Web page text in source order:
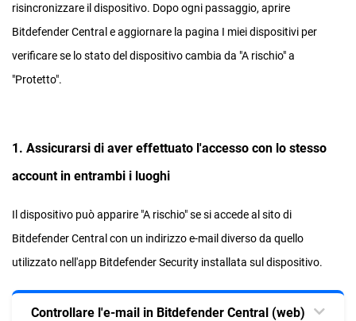
risincronizzare il dispositivo. Dopo ogni passaggio, aprire
Bitdefender Central e aggiornare la pagina I miei dispositivi per
verificare se lo stato del dispositivo cambia da "A rischio" a
"Protetto".
1. Assicurarsi di aver effettuato l'accesso con lo stesso
account in entrambi i luoghi
Il dispositivo può apparire "A rischio" se si accede al sito di
Bitdefender Central con un indirizzo e-mail diverso da quello
utilizzato nell'app Bitdefender Security installata sul dispositivo.
Controllare l'e-mail in Bitdefender Central (web)